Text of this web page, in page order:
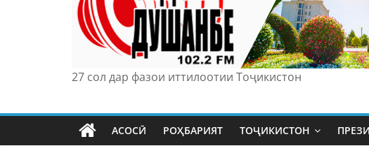
27 сол дар фазои иттилоотии Тоҷикистон
АСОСӢ РОҲБАРИЯТ ТОҶИКИСТОН